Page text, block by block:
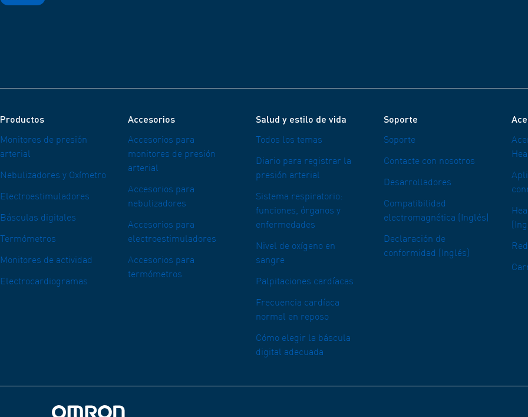
Productos
Monitores de presión
arterial
Nebulizadores y Oxímetro
Electroestimuladores
Básculas digitales
Termómetros
Monitores de actividad
Electrocardiogramas
Accesorios
Accesorios para
monitores de presión
arterial
Accesorios para
nebulizadores
Accesorios para
electroestimuladores
Accesorios para
termómetros
Salud y estilo de vida
Todos los temas
Diario para registrar la
presión arterial
Sistema respiratorio:
funciones, órganos y
enfermedades
Nivel de oxígeno en
sangre
Palpitaciones cardíacas
Frecuencia cardíaca
normal en reposo
Cómo elegir la báscula
digital adecuada
Soporte
Soporte
Contacte con nosotros
Desarrolladores
Compatibilidad
electromagnética (Inglés)
Declaración de
conformidad (Inglés)